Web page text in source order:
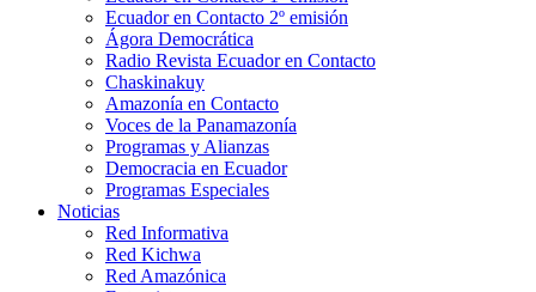
Ecuador en Contacto 2º emisión
Ágora Democrática
Radio Revista Ecuador en Contacto
Chaskinakuy
Amazonía en Contacto
Voces de la Panamazonía
Programas y Alianzas
Democracia en Ecuador
Programas Especiales
Noticias
Red Informativa
Red Kichwa
Red Amazónica